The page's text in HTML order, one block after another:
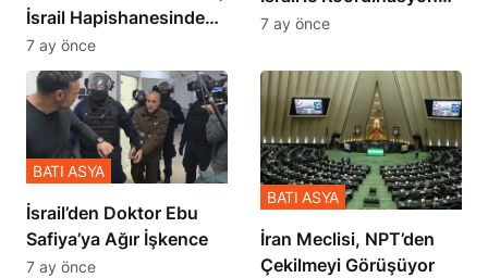
İsrail Hapishanesindeki
Zulmü Anlattı
7 ay önce
İçinde Gerçekleşmiş
7 ay önce
İsrail’den Doktor Ebu
Safiya’ya Ağır İşkence
BATI ASYA
7 ay önce
İran Meclisi, NPT’den
Çekilmeyi Görüşüyor
BATI ASYA